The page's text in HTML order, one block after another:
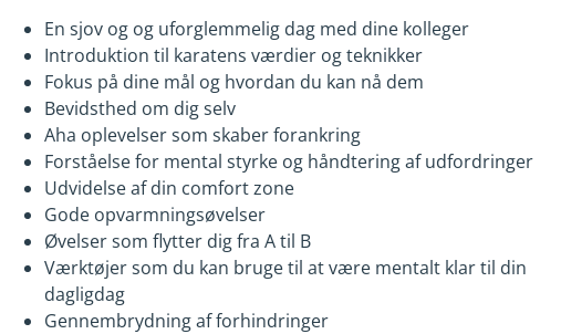
En sjov og og uforglemmelig dag med dine kolleger
Introduktion til karatens værdier og teknikker
Fokus på dine mål og hvordan du kan nå dem
Bevidsthed om dig selv
Aha oplevelser som skaber forankring
Forståelse for mental styrke og håndtering af udfordringer
Udvidelse af din comfort zone
Gode opvarmningsøvelser
Øvelser som flytter dig fra A til B
Værktøjer som du kan bruge til at være mentalt klar til din
dagligdag
Gennembrydning af forhindringer